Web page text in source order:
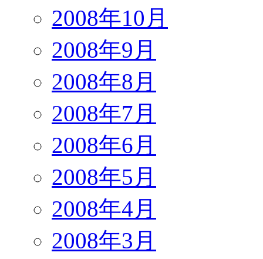
2008年10月
2008年9月
2008年8月
2008年7月
2008年6月
2008年5月
2008年4月
2008年3月